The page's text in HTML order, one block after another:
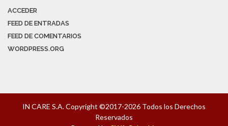
ACCEDER
FEED DE ENTRADAS
FEED DE COMENTARIOS
WORDPRESS.ORG
IN CARE S.A. Copyright ©2017-2026 Todos los Derechos
Reservados